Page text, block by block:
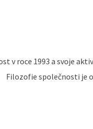
v roce 1993 a svoje
Filozofie společnosti je